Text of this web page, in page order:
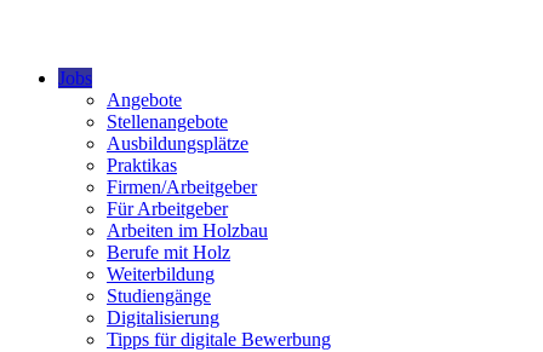
Jobs
Angebote
Stellenangebote
Ausbildungsplätze
Praktikas
Firmen/Arbeitgeber
Für Arbeitgeber
Arbeiten im Holzbau
Berufe mit Holz
Weiterbildung
Studiengänge
Digitalisierung
Tipps für digitale Bewerbung